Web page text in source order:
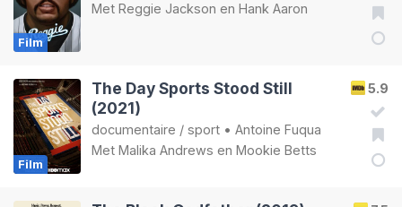
Film
Met Reggie Jackson en Hank Aaron
Film
5.9
The Day Sports Stood Still
(2021)
documentaire / sport • Antoine Fuqua
Met Malika Andrews en Mookie Betts